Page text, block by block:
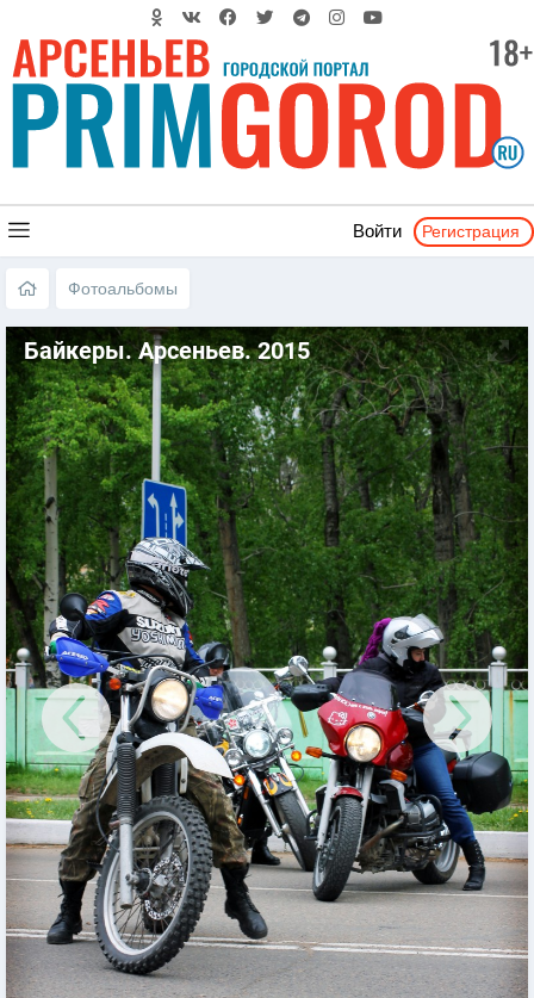
Войти Регистрация
Фотоальбомы
Байкеры. Арсеньев. 2015